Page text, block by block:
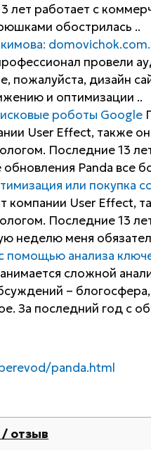
лет работает с
обострилась ..
провели
пожалуйста, дизайн
и оптимизации ..
роботы Google
User Effect, также он
Последние 13
Panda все
или покупка
компании User Effect,
Последние 13
неделю меня
помощью анализа
сложной
–
За последний год с
panda.html
отзыв